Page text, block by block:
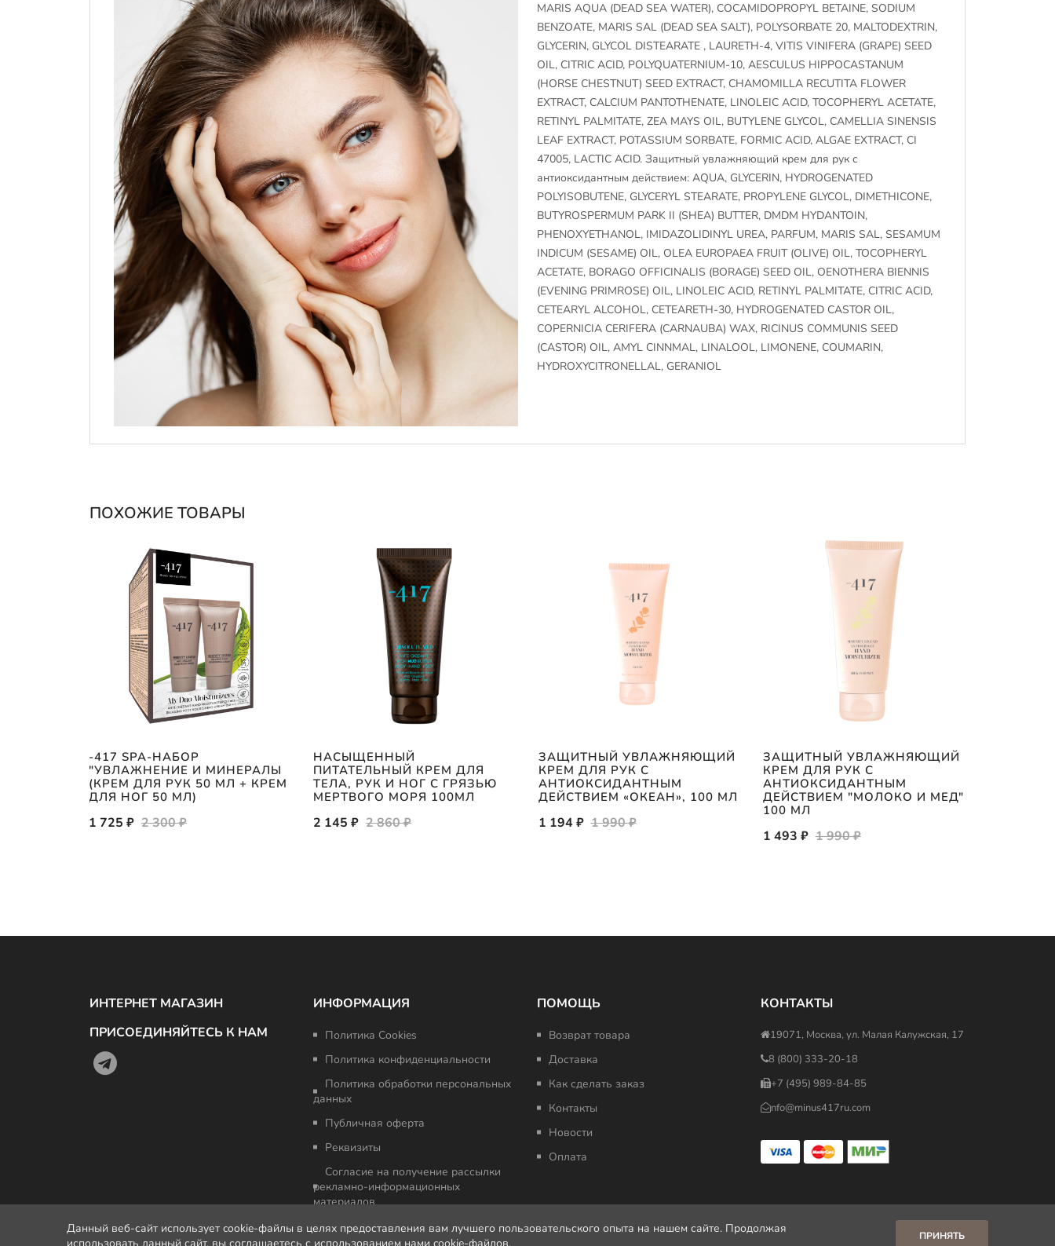
MARIS AQUA (DEAD SEA WATER), COCAMIDOPROPYL BETAINE, SODIUM
BENZOATE, MARIS SAL (DEAD SEA SALT), POLYSORBATE 20, MALTODEXTRIN,
GLYCERIN, GLYCOL DISTEARATE , LAURETH-4, VITIS VINIFERA (GRAPE) SEED
OIL, CITRIC ACID, POLYQUATERNIUM-10, AESCULUS HIPPOCASTANUM
(HORSE CHESTNUT) SEED EXTRACT, CHAMOMILLA RECUTITA FLOWER
EXTRACT, CALCIUM PANTOTHENATE, LINOLEIC ACID, TOCOPHERYL ACETATE,
RETINYL PALMITATE, ZEA MAYS OIL, BUTYLENE GLYCOL, CAMELLIA SINENSIS
LEAF EXTRACT, POTASSIUM SORBATE, FORMIC ACID, ALGAE EXTRACT, CI
47005, LACTIC ACID. Защитный увлажняющий крем для рук с
антиоксидантным действием: AQUA, GLYCERIN, HYDROGENATED
POLYISOBUTENE, GLYCERYL STEARATE, PROPYLENE GLYCOL, DIMETHICONE,
BUTYROSPERMUM PARK II (SHEA) BUTTER, DMDM HYDANTOIN,
PHENOXYETHANOL, IMIDAZOLIDINYL UREA, PARFUM, MARIS SAL, SESAMUM
INDICUM (SESAME) OIL, OLEA EUROPAEA FRUIT (OLIVE) OIL, TOCOPHERYL
ACETATE, BORAGO OFFICINALIS (BORAGE) SEED OIL, OENOTHERA BIENNIS
(EVENING PRIMROSE) OIL, LINOLEIC ACID, RETINYL PALMITATE, CITRIC ACID,
CETEARYL ALCOHOL, CETEARETH-30, HYDROGENATED CASTOR OIL,
COPERNICIA CERIFERA (CARNAUBA) WAX, RICINUS COMMUNIS SEED
(CASTOR) OIL, AMYL CINNMAL, LINALOOL, LIMONENE, COUMARIN,
HYDROXYCITRONELLAL, GERANIOL
ПОХОЖИЕ ТОВАРЫ
-417 SPA-НАБОР
"УВЛАЖНЕНИЕ И МИНЕРАЛЫ
(КРЕМ ДЛЯ РУК 50 МЛ + КРЕМ
ДЛЯ НОГ 50 МЛ)
1 725 ₽ 2 300 ₽
НАСЫЩЕННЫЙ
ПИТАТЕЛЬНЫЙ КРЕМ ДЛЯ
ТЕЛА, РУК И НОГ С ГРЯЗЬЮ
МЕРТВОГО МОРЯ 100МЛ
2 145 ₽ 2 860 ₽
ЗАЩИТНЫЙ УВЛАЖНЯЮЩИЙ
КРЕМ ДЛЯ РУК С
АНТИОКСИДАНТНЫМ
ДЕЙСТВИЕМ «ОКЕАН», 100 МЛ
1 194 ₽ 1 990 ₽
ЗАЩИТНЫЙ УВЛАЖНЯЮЩИЙ
КРЕМ ДЛЯ РУК С
АНТИОКСИДАНТНЫМ
ДЕЙСТВИЕМ "МОЛОКО И МЕД"
100 МЛ
1 493 ₽ 1 990 ₽
ИНТЕРНЕТ МАГАЗИН
ПРИСОЕДИНЯЙТЕСЬ К НАМ
ИНФОРМАЦИЯ
Политика Cookies
Политика конфиденциальности
Политика обработки персональных
данных
Публичная оферта
Реквизиты
Согласие на получение рассылки
рекламно-информационных
материалов
ПОМОЩЬ
Возврат товара
Доставка
Как сделать заказ
Контакты
Новости
Оплата
КОНТАКТЫ
19071, Москва, ул. Малая Калужская, 17
8 (800) 333-20-18
+7 (495) 989-84-85
nfo@minus417ru.com
Данный веб-сайт использует cookie-файлы в целях предоставления вам лучшего пользовательского опыта на нашем сайте. Продолжая
ПРИНЯТЬ